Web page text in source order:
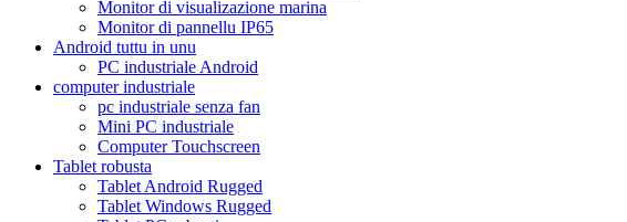
Monitor di visualizazione marina
Monitor di pannellu IP65
Android tuttu in unu
PC industriale Android
computer industriale
pc industriale senza fan
Mini PC industriale
Computer Touchscreen
Tablet robusta
Tablet Android Rugged
Tablet Windows Rugged